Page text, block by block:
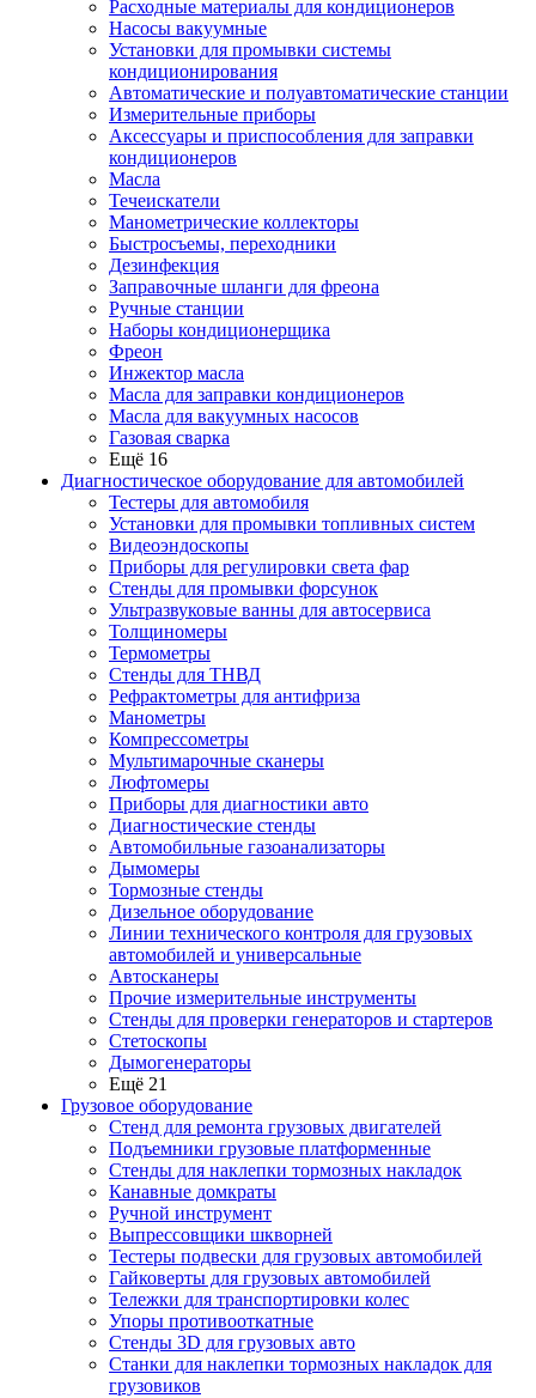
Расходные материалы для кондиционеров
Насосы вакуумные
Установки для промывки системы
кондиционирования
Автоматические и полуавтоматические станции
Измерительные приборы
Аксессуары и приспособления для заправки
кондиционеров
Масла
Течеискатели
Манометрические коллекторы
Быстросъемы, переходники
Дезинфекция
Заправочные шланги для фреона
Ручные станции
Наборы кондиционерщика
Фреон
Инжектор масла
Масла для заправки кондиционеров
Масла для вакуумных насосов
Газовая сварка
Ещё 16
Диагностическое оборудование для автомобилей
Тестеры для автомобиля
Установки для промывки топливных систем
Видеоэндоскопы
Приборы для регулировки света фар
Стенды для промывки форсунок
Ультразвуковые ванны для автосервиса
Толщиномеры
Термометры
Стенды для ТНВД
Рефрактометры для антифриза
Манометры
Компрессометры
Мультимарочные сканеры
Люфтомеры
Приборы для диагностики авто
Диагностические стенды
Автомобильные газоанализаторы
Дымомеры
Тормозные стенды
Дизельное оборудование
Линии технического контроля для грузовых
автомобилей и универсальные
Автосканеры
Прочие измерительные инструменты
Стенды для проверки генераторов и стартеров
Стетоскопы
Дымогенераторы
Ещё 21
Грузовое оборудование
Стенд для ремонта грузовых двигателей
Подъемники грузовые платформенные
Стенды для наклепки тормозных накладок
Канавные домкраты
Ручной инструмент
Выпрессовщики шкворней
Тестеры подвески для грузовых автомобилей
Гайковерты для грузовых автомобилей
Тележки для транспортировки колес
Упоры противооткатные
Стенды 3D для грузовых авто
Станки для наклепки тормозных накладок для
грузовиков